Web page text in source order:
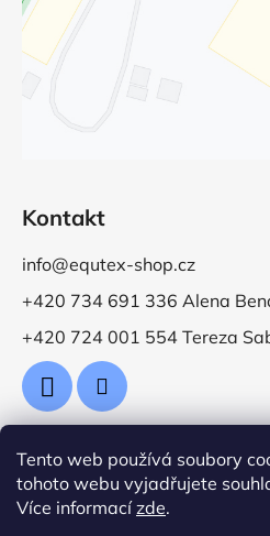
Tento web používá soubory
tohoto webu vyjadřujete
Více informacízde.
Kontakt
info@equtex-shop.cz
+420 734 691 336 Alena
+420 724 001 554 Tereza
Přijímáme online platby